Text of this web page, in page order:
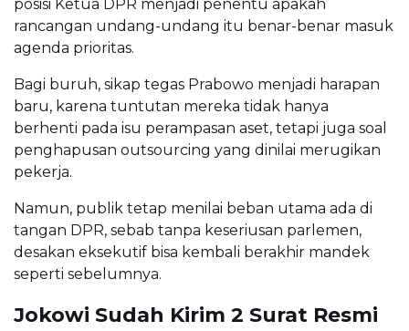
posisi Ketua DPR menjadi penentu apakah
rancangan undang-undang itu benar-benar masuk
agenda prioritas.
Bagi buruh, sikap tegas Prabowo menjadi harapan
baru, karena tuntutan mereka tidak hanya
berhenti pada isu perampasan aset, tetapi juga soal
penghapusan outsourcing yang dinilai merugikan
pekerja.
Namun, publik tetap menilai beban utama ada di
tangan DPR, sebab tanpa keseriusan parlemen,
desakan eksekutif bisa kembali berakhir mandek
seperti sebelumnya.
Jokowi Sudah Kirim 2 Surat Resmi